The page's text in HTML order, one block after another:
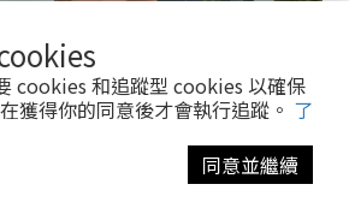
cookies 和追蹤型 cookies 以確保
獲得你的同意後才會執行追蹤。 了
同意並繼續